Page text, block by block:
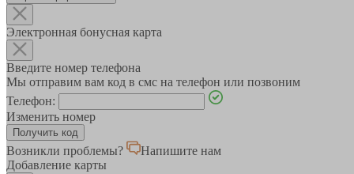
Электронная бонусная карта
Введите номер телефона
Мы отправим вам код в смс на телефон или позвоним
Телефон:
Изменить номер
Возникли проблемы?
Напишите нам
Добавление карты